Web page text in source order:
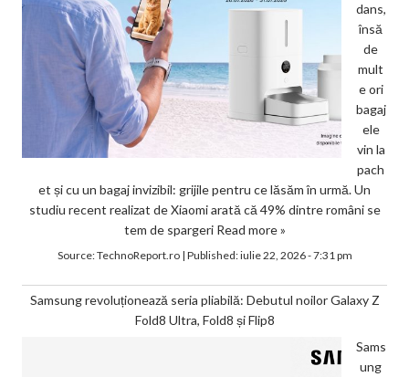
dans,
însă
de
mult
e ori
bagaj
ele
vin la
pach
et și cu un bagaj invizibil: grijile pentru ce lăsăm în urmă. Un
studiu recent realizat de Xiaomi arată că 49% dintre români se
tem de spargeri Read more »
Source:TechnoReport.ro| Published:iulie 22, 2026 - 7:31 pm
Samsung revoluționează seria pliabilă: Debutul noilor Galaxy Z
Fold8 Ultra, Fold8 și Flip8
Sams
ung